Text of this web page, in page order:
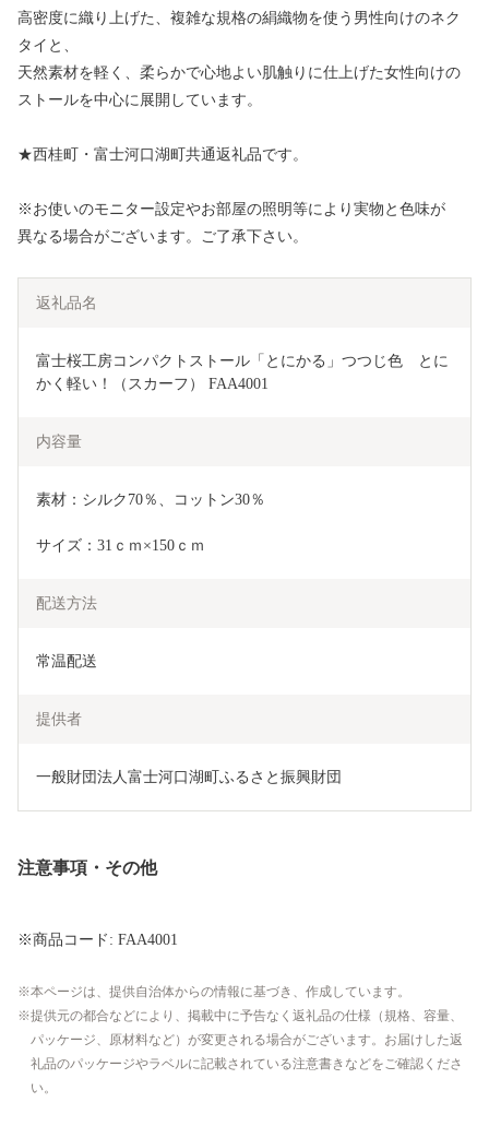
高密度に織り上げた、複雑な規格の絹織物を使う男性向けのネク
タイと、
天然素材を軽く、柔らかで心地よい肌触りに仕上げた女性向けの
ストールを中心に展開しています。
★西桂町・富士河口湖町共通返礼品です。
※お使いのモニター設定やお部屋の照明等により実物と色味が
異なる場合がございます。ご了承下さい。
返礼品名
富士桜工房コンパクトストール「とにかる」つつじ色　とに
かく軽い！（スカーフ） FAA4001
内容量
素材：シルク70％、コットン30％
サイズ：31ｃｍ×150ｃｍ
配送方法
常温配送
提供者
一般財団法人富士河口湖町ふるさと振興財団
注意事項・その他
※商品コード: FAA4001
本ページは、提供自治体からの情報に基づき、作成しています。
提供元の都合などにより、掲載中に予告なく返礼品の仕様（規格、容量、
パッケージ、原材料など）が変更される場合がございます。お届けした返
礼品のパッケージやラベルに記載されている注意書きなどをご確認くださ
い。